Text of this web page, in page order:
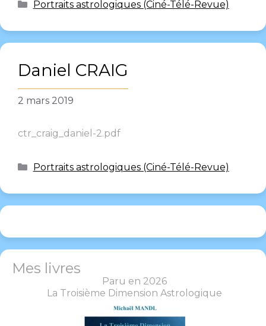
Portraits astrologiques (Ciné-Télé-Revue)
Daniel CRAIG
2 mars 2019
ctr_craig_daniel-2.pdf
Portraits astrologiques (Ciné-Télé-Revue)
Mes livres
Paru en 2026
La Troisième Dimension Astrologique